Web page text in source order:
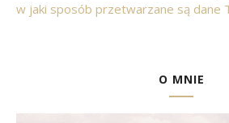
w jaki sposób przetwarzane są dane
O MNIE